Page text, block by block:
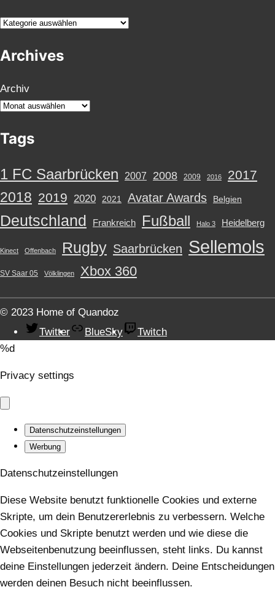
K
t
g
o
i
n
Archives
Archiv
Tags
1 FC Saarbrücken 2007 2008 2009 2016 2017
2018 2019 2020 2021 Avatar Awards Belgien
Deutschland Frankreich Fußball Halo 3 Heidelberg
Kinect Offenbach Rugby Saarbrücken Sellemols
SV Saar 05 Völklingen Xbox 360
© 2023 Home of Quandoz
Twitter
BlueSky
Twitch
%d
Privacy settings
Datenschutzeinstellungen
Werbung
Datenschutzeinstellungen
Diese Website benutzt funktionelle Cookies und externe
Skripte, um dein Benutzererlebnis zu verbessern. Welche
Cookies und Skripte benutzt werden und wie diese die
Webseitenbenutzung beeinflussen, steht links. Du kannst
deine Einstellungen jederzeit ändern. Deine Entscheidungen
werden deinen Besuch nicht beeinflussen.